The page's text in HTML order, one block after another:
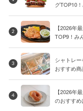
グTOP10
2
【2026年
TOP9！み
3
シャトレ
おすすめ商
4
【2026年
のおすすめ